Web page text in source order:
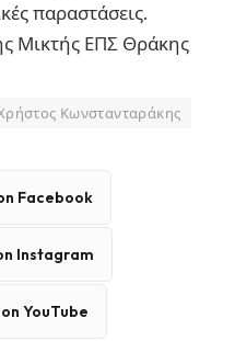
παραστάσεις.
Μικτής ΕΠΣ Θράκης
Κωνστανταράκης
Facebook
Instagram
YouTube